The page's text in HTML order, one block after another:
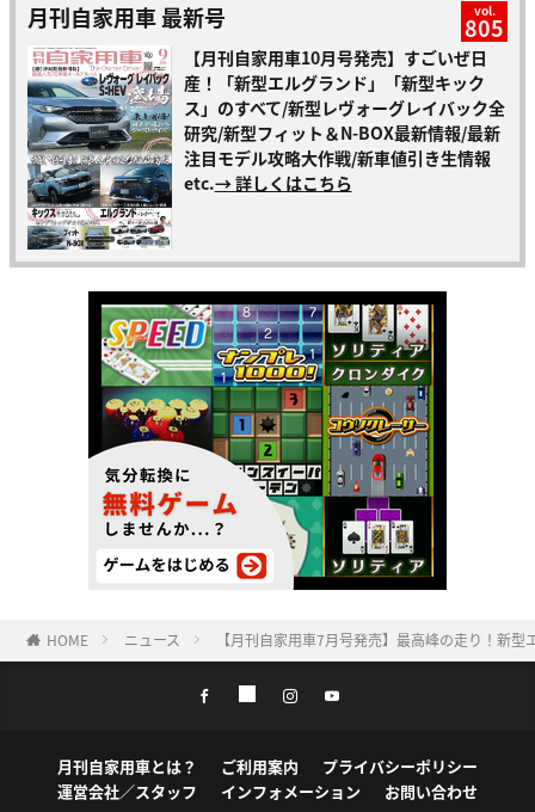
月刊自家用車 最新号 vol.
805
【月刊自家用車10月号発売】すごいぜ日
産！「新型エルグランド」「新型キック
ス」のすべて/新型レヴォーグレイバック全
研究/新型フィット＆N-BOX最新情報/最新
注目モデル攻略大作戦/新車値引き生情報
etc.→ 詳しくはこちら
HOME ニュース 【月刊自家用車7月号発売】最高峰の走り！新
月刊自家用車とは？ ご利用案内
プライバシーポリシー
運営会社／スタッフ
インフォメーション お問い合わせ